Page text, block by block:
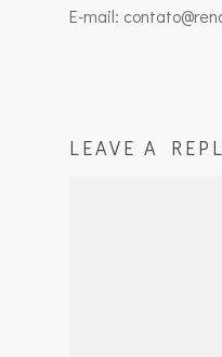
E-mail:
LEAVE A